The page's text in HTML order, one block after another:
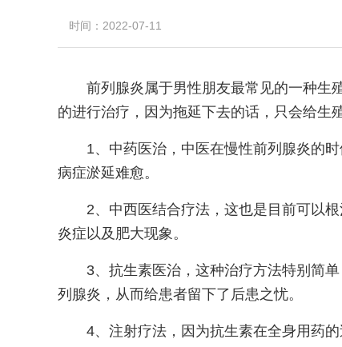
时间：2022-07-11
前列腺炎属于男性朋友最常见的一种生
的进行治疗，因为拖延下去的话，只会给生
1、中药医治，中医在慢性前列腺炎的
病症淤延难愈。
2、中西医结合疗法，这也是目前可以
炎症以及肥大现象。
3、抗生素医治，这种治疗方法特别简
列腺炎，从而给患者留下了后患之忧。
4、注射疗法，因为抗生素在全身用药